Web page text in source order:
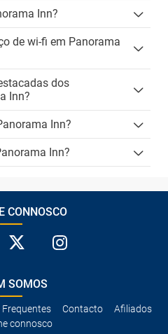
Inn?
de wi-fi em Panorama
dos
Inn?
Inn?
Inn?
CONNOSCO
SOMOS
Contacto
Afiliados
connosco